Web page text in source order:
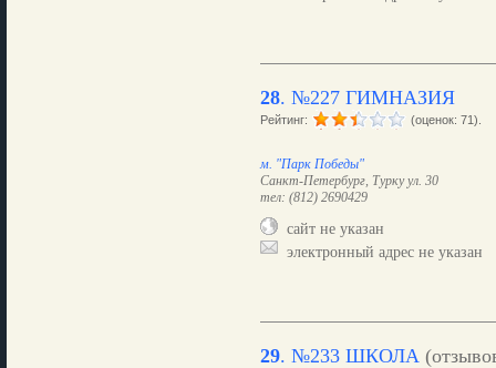
28. №227 ГИМНАЗИЯ
Рейтинг: (оценок: 71).
м. "Парк Победы"
Санкт-Петербург, Турку ул. 30
тел: (812) 2690429
сайт не указан
электронный адрес не указан
29. №233 ШКОЛА